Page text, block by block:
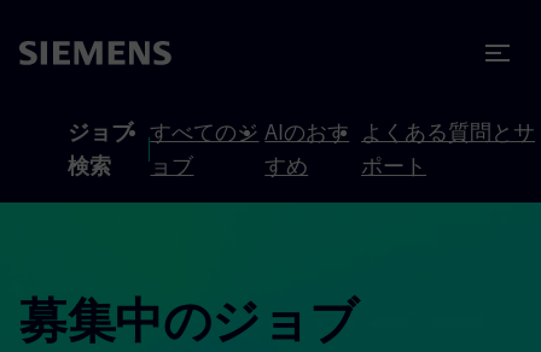
ジョブ
検索
すべてのジ
ョブ
AIのおす
すめ
よくある質問とサ
ポート
募集中のジョブ